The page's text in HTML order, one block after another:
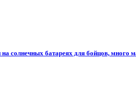
солнечных батареях для бойцов, много